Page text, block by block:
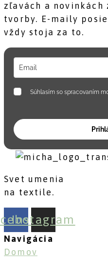
zľavách a
tvorby. E-maily
vždy stoja za to.
Súhlasím so spracovaním
Svet umenia
na textile.
Instagram
Navigácia
Domov